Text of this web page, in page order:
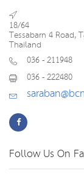
18/64
Tessabarn 4 Road,
Thailand
036 - 211948
036 - 222480
Follow Us On